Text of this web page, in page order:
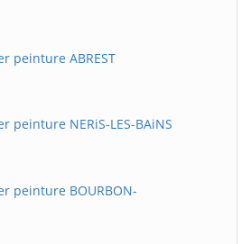
peinture ABREST
peinture NERiS-LES-BAiNS
peinture BOURBON-